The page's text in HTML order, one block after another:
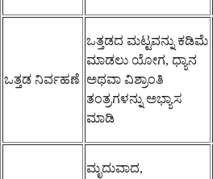
ಒತ್ತಡ ನಿರ್ವಹಣೆ
ಒತ್ತಡದ ಮಟ್ಟವನ್ನು ಕಡಿಮೆ
ಮಾಡಲು ಯೋಗ, ಧ್ಯಾನ
ಅಥವಾ ವಿಶ್ರಾಂತಿ
ತಂತ್ರಗಳನ್ನು ಅಭ್ಯಾಸ
ಮಾಡಿ
ಮೃದುವಾದ,